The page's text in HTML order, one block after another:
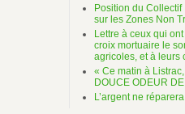
Position du
sur les Zones Non
Lettre à ceux qui
croix mortuaire le
agricoles, et à leurs
« Ce matin à
DOUCE ODEUR
L’argent ne